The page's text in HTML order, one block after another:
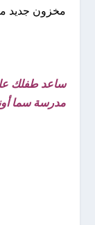
مخزون جديد
ساعد طفلك
مدرسة سما